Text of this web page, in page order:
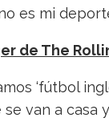
es mi
de The
‘fútbol
van a casa